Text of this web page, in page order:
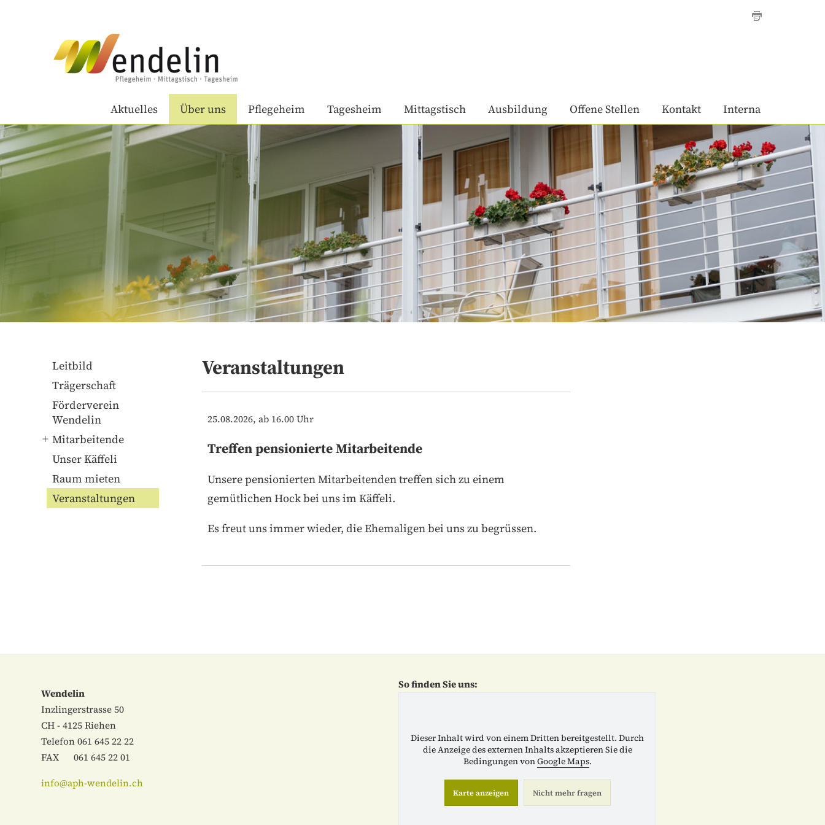
Aktuelles Über uns Pflegeheim Tagesheim Mittagstisch Ausbildung Offene Stellen Kontakt Interna
Leitbild
Trägerschaft
Förderverein
Wendelin
Mitarbeitende
Unser Käffeli
Raum mieten
Veranstaltungen
Veranstaltungen
25.08.2026, ab 16.00 Uhr
Treffen pensionierte Mitarbeitende
Unsere pensionierten Mitarbeitenden treffen sich zu einem
gemütlichen Hock bei uns im Käffeli.
Es freut uns immer wieder, die Ehemaligen bei uns zu begrüssen.
Wendelin
Inzlingerstrasse 50
CH - 4125 Riehen
Telefon 061 645 22 22
FAX 061 645 22 01
info@aph-wendelin.ch
So finden Sie uns:
Dieser Inhalt wird von einem Dritten bereitgestellt. Durch
die Anzeige des externen Inhalts akzeptieren Sie die
Bedingungen vonGoogle Maps.
Karte anzeigen Nicht mehr fragen